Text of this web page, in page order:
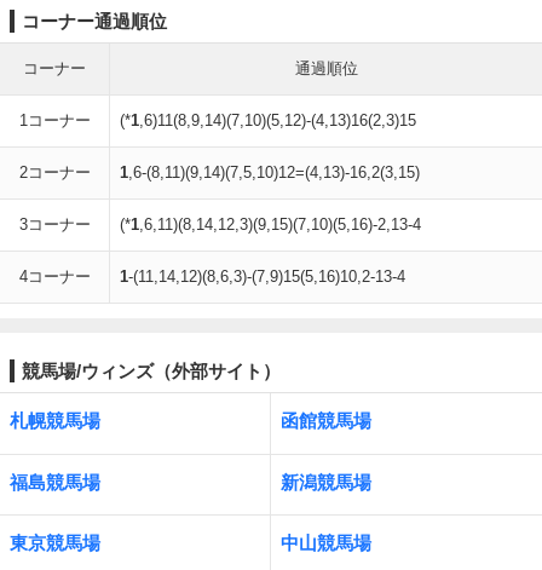
コーナー通過順位
コーナー 通過順位
1コーナー (*1,6)11(8,9,14)(7,10)(5,12)-(4,13)16(2,3)15
2コーナー 1,6-(8,11)(9,14)(7,5,10)12=(4,13)-16,2(3,15)
3コーナー (*1,6,11)(8,14,12,3)(9,15)(7,10)(5,16)-2,13-4
4コーナー 1-(11,14,12)(8,6,3)-(7,9)15(5,16)10,2-13-4
競馬場/ウィンズ（外部サイト）
札幌競馬場 函館競馬場
福島競馬場 新潟競馬場
東京競馬場 中山競馬場